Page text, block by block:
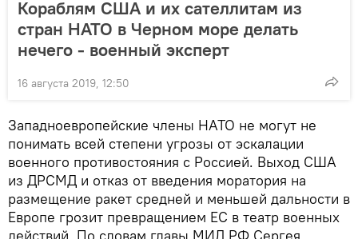
Кораблям США и их сателлитам из
стран НАТО в Черном море делать
нечего - военный эксперт
16 августа 2019, 12:50
Западноевропейские члены НАТО не могут не
понимать всей степени угрозы от эскалации
военного противостояния с Россией. Выход США
из ДРСМД и отказ от введения моратория на
размещение ракет средней и меньшей дальности в
Европе грозит превращением ЕС в театр военных